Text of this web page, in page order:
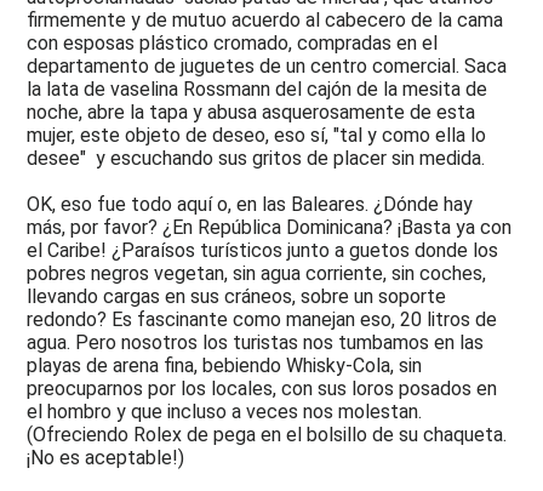
firmemente y de mutuo acuerdo al cabecero de la cama
con esposas plástico cromado, compradas en el
departamento de juguetes de un centro comercial. Saca
la lata de vaselina Rossmann del cajón de la mesita de
noche, abre la tapa y abusa asquerosamente de esta
mujer, este objeto de deseo, eso sí, "tal y como ella lo
desee" y escuchando sus gritos de placer sin medida.
OK, eso fue todo aquí o, en las Baleares. ¿Dónde hay
más, por favor? ¿En República Dominicana? ¡Basta ya con
el Caribe! ¿Paraísos turísticos junto a guetos donde los
pobres negros vegetan, sin agua corriente, sin coches,
llevando cargas en sus cráneos, sobre un soporte
redondo? Es fascinante como manejan eso, 20 litros de
agua. Pero nosotros los turistas nos tumbamos en las
playas de arena fina, bebiendo Whisky-Cola, sin
preocuparnos por los locales, con sus loros posados en
el hombro y que incluso a veces nos molestan.
(Ofreciendo Rolex de pega en el bolsillo de su chaqueta.
¡No es aceptable!)